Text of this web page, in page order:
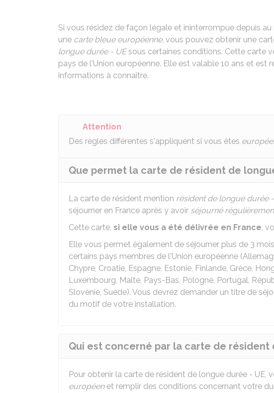
Si vous résidez de façon légale et ininterrompue depuis
une carte bleue européenne, vous pouvez obtenir une
longue durée - UEsous certaines conditions. Cette carte
pays de l'Union européenne. Elle est valable 10 ans et est
informations à connaître.
Attention
Des règles différentes s'appliquent si vous êtes
Que permet la carte de résident de
La carte de résident mention résident de longue durée
séjourner en France après y avoir séjourné
Cette carte, si elle vous a été délivrée en France,
Elle vous permet également de séjourner plus de 3
certains pays membres de l'Union européenne
Chypre, Croatie, Espagne, Estonie, Finlande, Grèce,
Luxembourg, Malte, Pays-Bas, Pologne, Portugal,
Slovénie, Suède). Vous devrez demander un titre de
du motif de votre installation.
Qui est concerné par la carte de résident
Pour obtenir la carte de résident de longue durée - UE,
européenet remplir des conditions concernant votre